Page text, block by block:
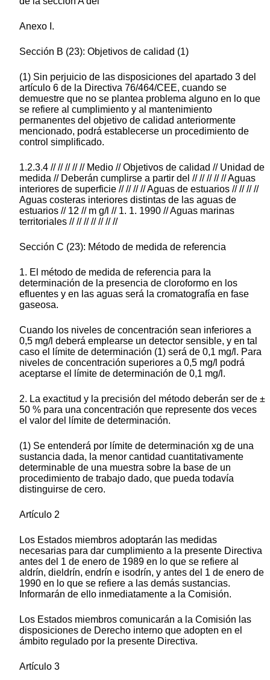
Anexo I.
Sección B (23): Objetivos de calidad (1)
(1) Sin perjuicio de las disposiciones del apartado 3 del
artículo 6 de la Directiva 76/464/CEE, cuando se
demuestre que no se plantea problema alguno en lo que
se refiere al cumplimiento y al mantenimiento
permanentes del objetivo de calidad anteriormente
mencionado, podrá establecerse un procedimiento de
control simplificado.
1.2.3.4 // // // // // Medio // Objetivos de calidad // Unidad de
medida // Deberán cumplirse a partir del // // // // // Aguas
interiores de superficie // // // // Aguas de estuarios // // // //
Aguas costeras interiores distintas de las aguas de
estuarios // 12 // m g/l // 1. 1. 1990 // Aguas marinas
territoriales // // // // // // //
Sección C (23): Método de medida de referencia
1. El método de medida de referencia para la
determinación de la presencia de cloroformo en los
efluentes y en las aguas será la cromatografía en fase
gaseosa.
Cuando los niveles de concentración sean inferiores a
0,5 mg/l deberá emplearse un detector sensible, y en tal
caso el límite de determinación (1) será de 0,1 mg/l. Para
niveles de concentración superiores a 0,5 mg/l podrá
aceptarse el límite de determinación de 0,1 mg/l.
2. La exactitud y la precisión del método deberán ser de ±
50 % para una concentración que represente dos veces
el valor del límite de determinación.
(1) Se entenderá por límite de determinación xg de una
sustancia dada, la menor cantidad cuantitativamente
determinable de una muestra sobre la base de un
procedimiento de trabajo dado, que pueda todavía
distinguirse de cero.
Artículo 2
Los Estados miembros adoptarán las medidas
necesarias para dar cumplimiento a la presente Directiva
antes del 1 de enero de 1989 en lo que se refiere al
aldrín, dieldrín, endrín e isodrín, y antes del 1 de enero de
1990 en lo que se refiere a las demás sustancias.
Informarán de ello inmediatamente a la Comisión.
Los Estados miembros comunicarán a la Comisión las
disposiciones de Derecho interno que adopten en el
ámbito regulado por la presente Directiva.
Artículo 3